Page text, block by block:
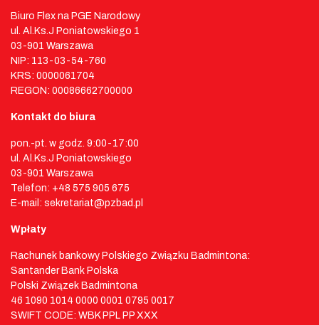
Biuro Flex na PGE Narodowy
ul. Al.Ks.J Poniatowskiego 1
03-901 Warszawa
NIP: 113-03-54-760
KRS: 0000061704
REGON: 00086662700000
Kontakt do biura
pon.-pt. w godz. 9:00-17:00
ul. Al.Ks.J Poniatowskiego
03-901 Warszawa
Telefon: +48 575 905 675
E-mail: sekretariat@pzbad.pl
Wpłaty
Rachunek bankowy Polskiego Związku Badmintona:
Santander Bank Polska
Polski Związek Badmintona
46 1090 1014 0000 0001 0795 0017
SWIFT CODE: WBK PPL PP XXX